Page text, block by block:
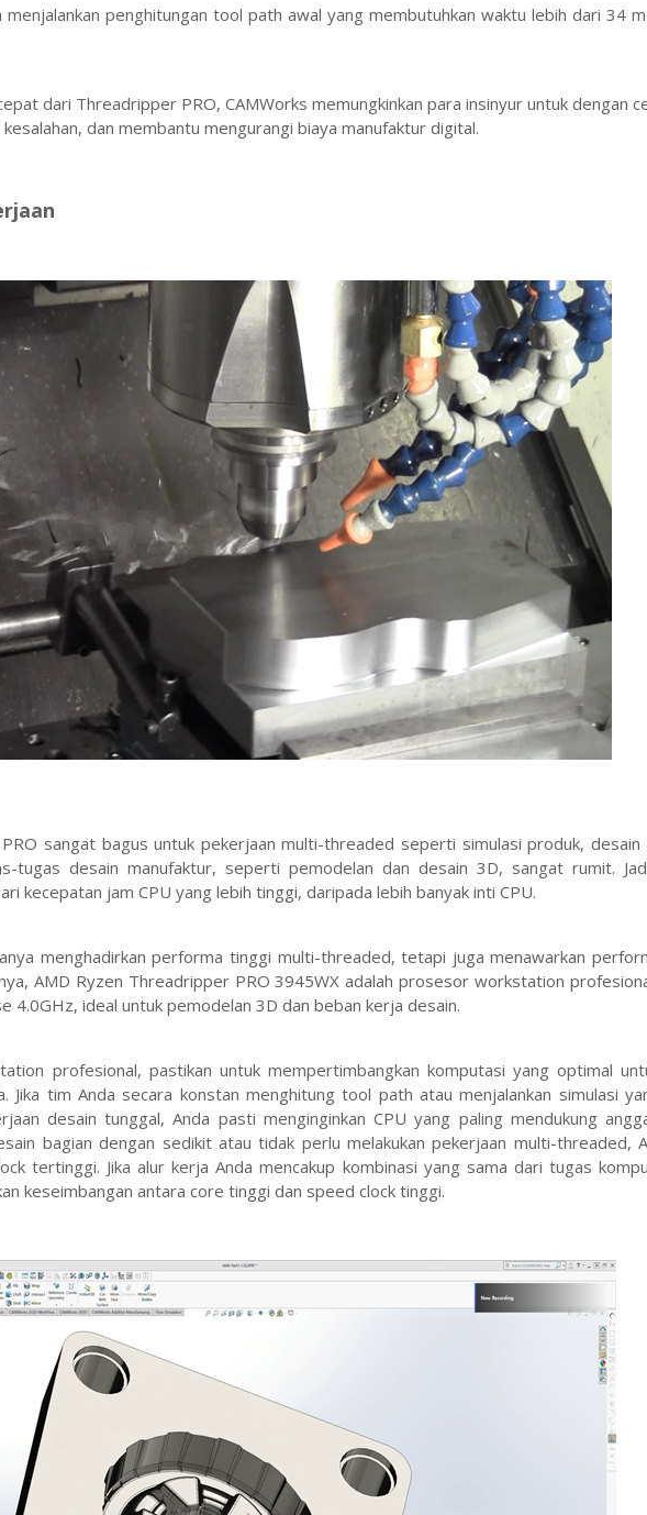
penghitungan tool path awal yang membutuhkan waktu lebih dari 34
dari Threadripper PRO, CAMWorks memungkinkan para insinyur untuk dengan
dan membantu mengurangi biaya manufaktur digital.
sangat bagus untuk pekerjaan multi-threaded seperti simulasi produk,
tugas desain manufaktur, seperti pemodelan dan desain 3D, sangat rumit.
kecepatan jam CPU yang lebih tinggi, daripada lebih banyak inti CPU.
menghadirkan performa tinggi multi-threaded, tetapi juga menawarkan
AMD Ryzen Threadripper PRO 3945WX adalah prosesor workstation
4.0GHz, ideal untuk pemodelan 3D dan beban kerja desain.
profesional, pastikan untuk mempertimbangkan komputasi yang optimal
Jika tim Anda secara konstan menghitung tool path atau menjalankan simulasi
desain tunggal, Anda pasti menginginkan CPU yang paling mendukung
bagian dengan sedikit atau tidak perlu melakukan pekerjaan multi-threaded,
tertinggi. Jika alur kerja Anda mencakup kombinasi yang sama dari tugas
keseimbangan antara core tinggi dan speed clock tinggi.